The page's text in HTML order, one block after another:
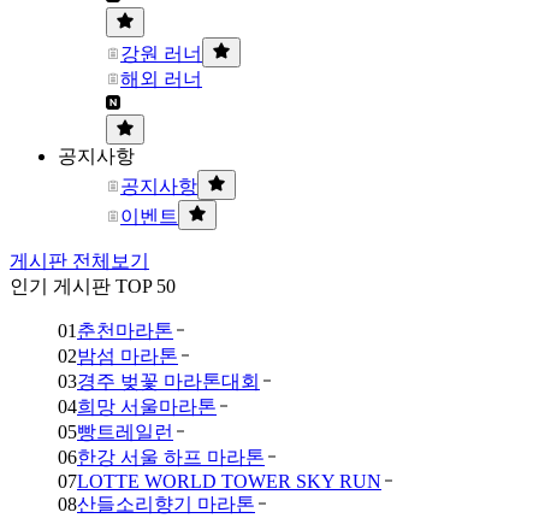
강원 러너
해외 러너
공지사항
공지사항
이벤트
게시판 전체보기
인기 게시판 TOP 50
01 춘천마라톤
02밤섬 마라톤
03경주 벚꽃 마라톤대회
04희망 서울마라톤
05빵트레일런
06한강 서울 하프 마라톤
07LOTTE WORLD TOWER SKY RUN
08산들소리향기 마라톤